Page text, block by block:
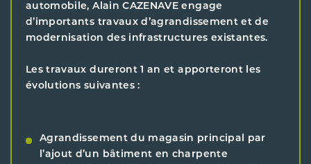
automobile, Alain CAZENAVE engage
d’importants travaux d’agrandissement et de
modernisation des infrastructures existantes.
Les travaux dureront 1 an et apporteront les
évolutions suivantes :
Agrandissement du magasin principal par
l’ajout d’un bâtiment en charpente